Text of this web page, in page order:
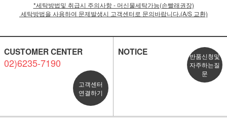
*세탁방법및 취급시 주의사항 - 머신물세탁가능(손빨래권장)
세탁방법을 사용하여 문제발생시 고객센터로 문의바랍니다.(A/S 교환)
CUSTOMER CENTER
02)6235-7190
고객센터
연결하기
NOTICE
반품신청및
자주하는질
문